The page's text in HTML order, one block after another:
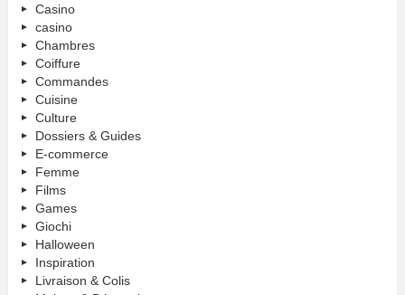
Casino
casino
Chambres
Coiffure
Commandes
Cuisine
Culture
Dossiers & Guides
E-commerce
Femme
Films
Games
Giochi
Halloween
Inspiration
Livraison & Colis